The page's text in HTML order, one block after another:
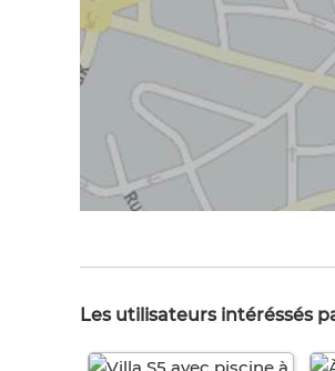
Les utilisateurs intéréssés